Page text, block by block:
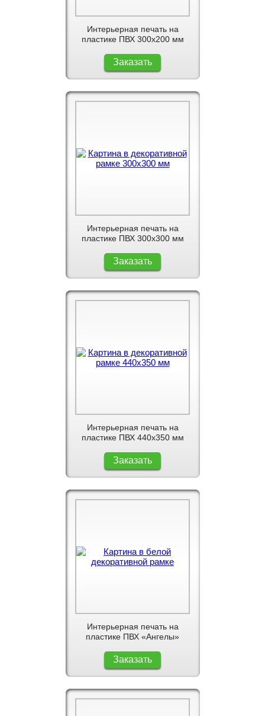
Интерьерная печать на
пластике ПВХ 300x200 мм
Заказать
Интерьерная печать на
пластике ПВХ 300x300 мм
Заказать
Интерьерная печать на
пластике ПВХ 440x350 мм
Заказать
Интерьерная печать на
пластике ПВХ «Ангелы»
Заказать